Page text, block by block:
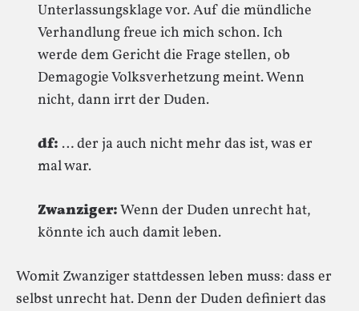
Unterlassungsklage vor. Auf die mündliche
Verhandlung freue ich mich schon. Ich
werde dem Gericht die Frage stellen, ob
Demagogie Volksverhetzung meint. Wenn
nicht, dann irrt der Duden.
df: … der ja auch nicht mehr das ist, was er
mal war.
Zwanziger:Wenn der Duden unrecht hat,
könnte ich auch damit leben.
Womit Zwanziger stattdessen leben muss: dass er
selbst unrecht hat. Denn der Duden definiert das